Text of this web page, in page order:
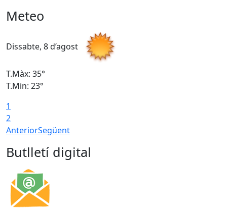
Meteo
Dissabte, 8 d’agost
T.Màx: 35°
T.Min: 23°
1
2
AnteriorSegüent
Butlletí digital